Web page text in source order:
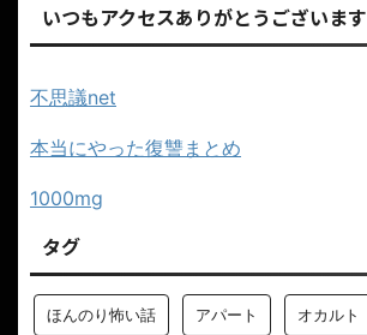
いつもアクセスありがとうございます
不思議net
本当にやった復讐まとめ
1000mg
タグ
ほんのり怖い話 アパート オカルト